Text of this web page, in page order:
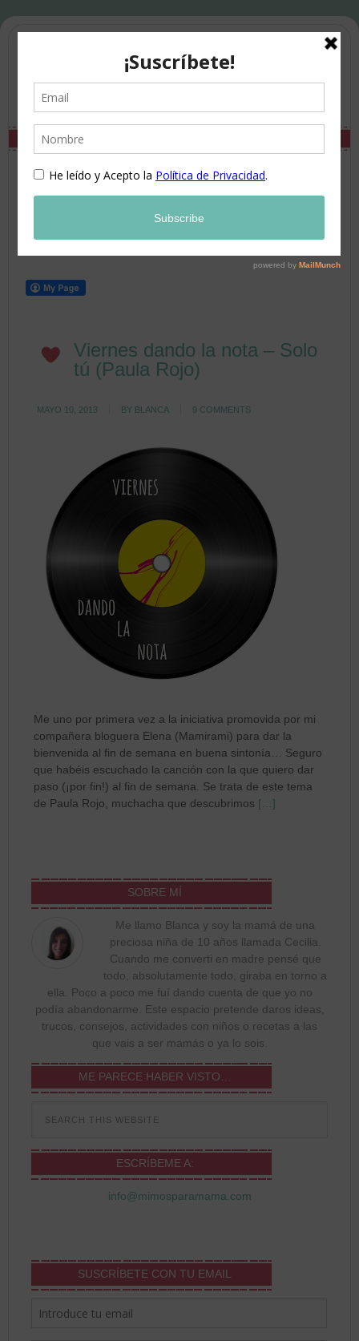
Viernes dando la nota – Solo
tú (Paula Rojo)
MAYO 10, 2013 BY BLANCA 9 COMMENTS
Me uno por primera vez a la iniciativa promovida por mi
compañera bloguera Elena (Mamirami) para dar la
bienvenida al fin de semana en buena sintonía… Seguro
que habéis escuchado la canción con la que quiero dar
paso (¡por fin!) al fin de semana. Se trata de este tema
de Paula Rojo, muchacha que descubrimos […]
SOBRE MÍ
Me llamo Blanca y soy la mamá de una
preciosa niña de 10 años llamada Cecilia.
Cuando me converti en madre pensé que
todo, absolutamente todo, giraba en torno a
ella. Poco a poco me fuí dando cuenta de que yo no
podía abandonarme. Este espacio pretende daros ideas,
trucos, consejos, actividades con niños o recetas a las
que vais a ser mamás o ya lo sois.
ME PARECE HABER VISTO…
ESCRÍBEME A:
info@mimosparamama.com
SUSCRÍBETE CON TU EMAIL